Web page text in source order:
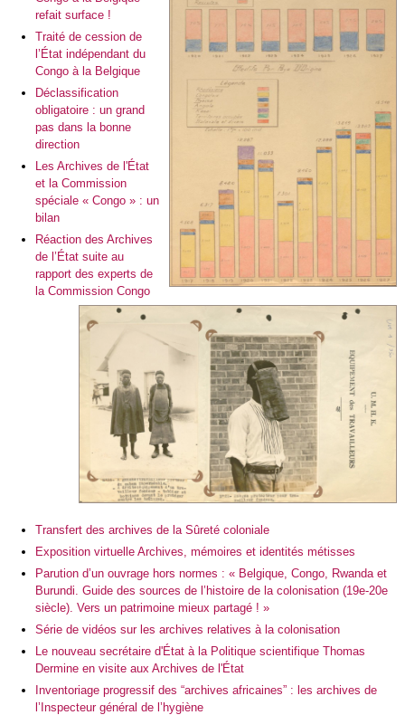
refait surface !
Traité de cession de
l’État indépendant du
Congo à la Belgique
Déclassification
obligatoire : un grand
pas dans la bonne
direction
Les Archives de l'État
et la Commission
spéciale « Congo » : un
bilan
Réaction des Archives
de l’État suite au
rapport des experts de
la Commission Congo
Transfert des archives de la Sûreté coloniale
Exposition virtuelle Archives, mémoires et identités métisses
Parution d’un ouvrage hors normes : « Belgique, Congo, Rwanda et
Burundi. Guide des sources de l’histoire de la colonisation (19e-20e
siècle). Vers un patrimoine mieux partagé ! »
Série de vidéos sur les archives relatives à la colonisation
Le nouveau secrétaire d'État à la Politique scientifique Thomas
Dermine en visite aux Archives de l'État
Inventoriage progressif des “archives africaines” : les archives de
l’Inspecteur général de l’hygiène